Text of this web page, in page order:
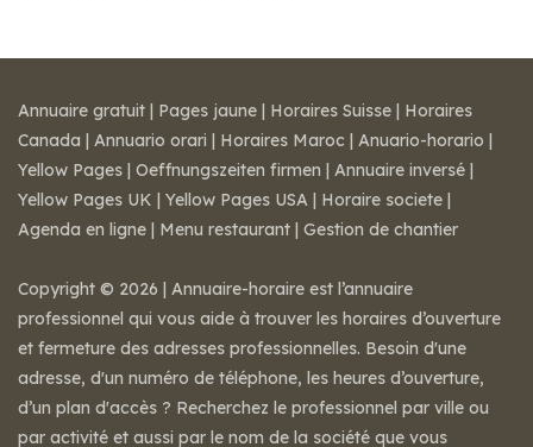
Annuaire gratuit | Pages jaune | Horaires Suisse | Horaires
Canada | Annuario orari | Horaires Maroc | Anuario-horario |
Yellow Pages | Oeffnungszeiten firmen | Annuaire inversé |
Yellow Pages UK | Yellow Pages USA | Horaire societe |
Agenda en ligne | Menu restaurant | Gestion de chantier
Copyright © 2026 | Annuaire-horaire est l’annuaire
professionnel qui vous aide à trouver les horaires d’ouverture
et fermeture des adresses professionnelles. Besoin d'une
adresse, d'un numéro de téléphone, les heures d’ouverture,
d’un plan d'accès ? Recherchez le professionnel par ville ou
par activité et aussi par le nom de la société que vous